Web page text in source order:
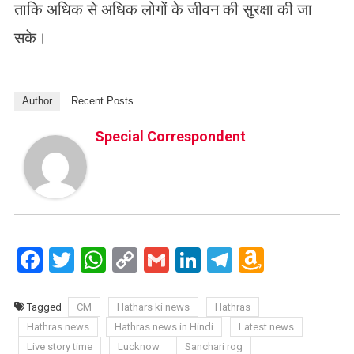
ताकि अधिक से अधिक लोगों के जीवन की सुरक्षा की जा
सके।
Author Recent Posts
Special Correspondent
Facebook
TwitterWhatsApp
CopyGmailLinkedIn
Telegram
List
Tagged CM Hathars ki news
Hathras
Hathras news
Hathras news in Hindi
Latest news
Live story time
Lucknow
Sanchari rog